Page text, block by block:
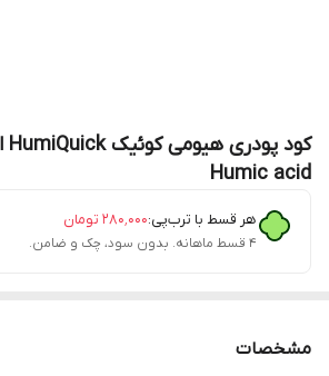
Humic acid
هر قسط با ترب‌پی:۲۸۰٬۰۰۰ تومان
۴ قسط ماهانه. بدون سود، چک و ضامن.
مشخصات